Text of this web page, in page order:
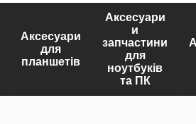
Аксесуари
для
планшетів
Аксесуари
и
запчастини
для
ноутбуків
та ПК